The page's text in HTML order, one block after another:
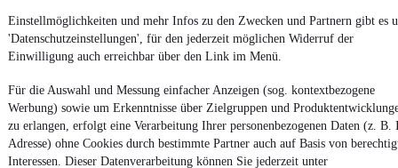
Einstellmöglichkeiten und mehr Infos zu den Zwecken und Partnern gibt es
'Datenschutzeinstellungen', für den jederzeit möglichen Widerruf der
Einwilligung auch erreichbar über den Link im Menü.
Für die Auswahl und Messung einfacher Anzeigen (sog. kontextbezogene
Werbung) sowie um Erkenntnisse über Zielgruppen und
zu erlangen, erfolgt eine Verarbeitung Ihrer personenbezogenen Daten (z. B.
Adresse) ohne Cookies durch bestimmte Partner auch auf Basis von
Interessen. Dieser Datenverarbeitung können Sie jederzeit unter
Kontakt
Sprite CRUZER 550SR MY26
*HECKBAD *ATC*am Lager
44.480 €¹
Finanzierung ab 394 € mtl.